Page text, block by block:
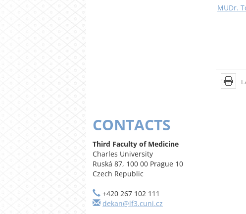
MUDr.
CONTACTS
Third Faculty of Medicine
Charles University
Ruská 87, 100 00 Prague 10
Czech Republic
+420 267 102 111
dekan@lf3.cuni.cz